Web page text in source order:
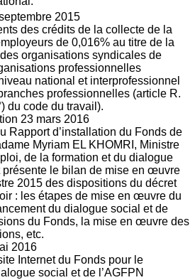
2015
des crédits de la collecte de la
de 0,016% au titre de la
organisations syndicales de
professionnelles
national et interprofessionnel
professionnelles (article R.
du code du travail).
23 mars 2016
Rapport d’installation du Fonds de
Myriam EL KHOMRI, Ministre
de la formation et du dialogue
présente le bilan de mise en œuvre
2015 des dispositions du décret
: les étapes de mise en œuvre du
du dialogue social et de
du Fonds, la mise en œuvre des
etc.
2016
Internet du Fonds pour le
social et de l’AGFPN